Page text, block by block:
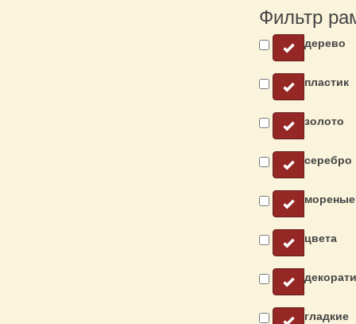
Фильтр
дерево
пластик
золото
серебро
мореные
цвета
гладкие